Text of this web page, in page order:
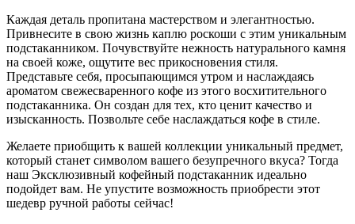
Каждая деталь пропитана мастерством и элегантностью.
Привнесите в свою жизнь каплю роскоши с этим уникальным
подстаканником. Почувствуйте нежность натурального камня
на своей коже, ощутите вес прикосновения стиля.
Представьте себя, просыпающимся утром и наслаждаясь
ароматом свежесваренного кофе из этого восхитительного
подстаканника. Он создан для тех, кто ценит качество и
изысканность. Позвольте себе наслаждаться кофе в стиле.
Желаете приобщить к вашей коллекции уникальный предмет,
который станет символом вашего безупречного вкуса? Тогда
наш Эксклюзивный кофейный подстаканник идеально
подойдет вам. Не упустите возможность приобрести этот
шедевр ручной работы сейчас!